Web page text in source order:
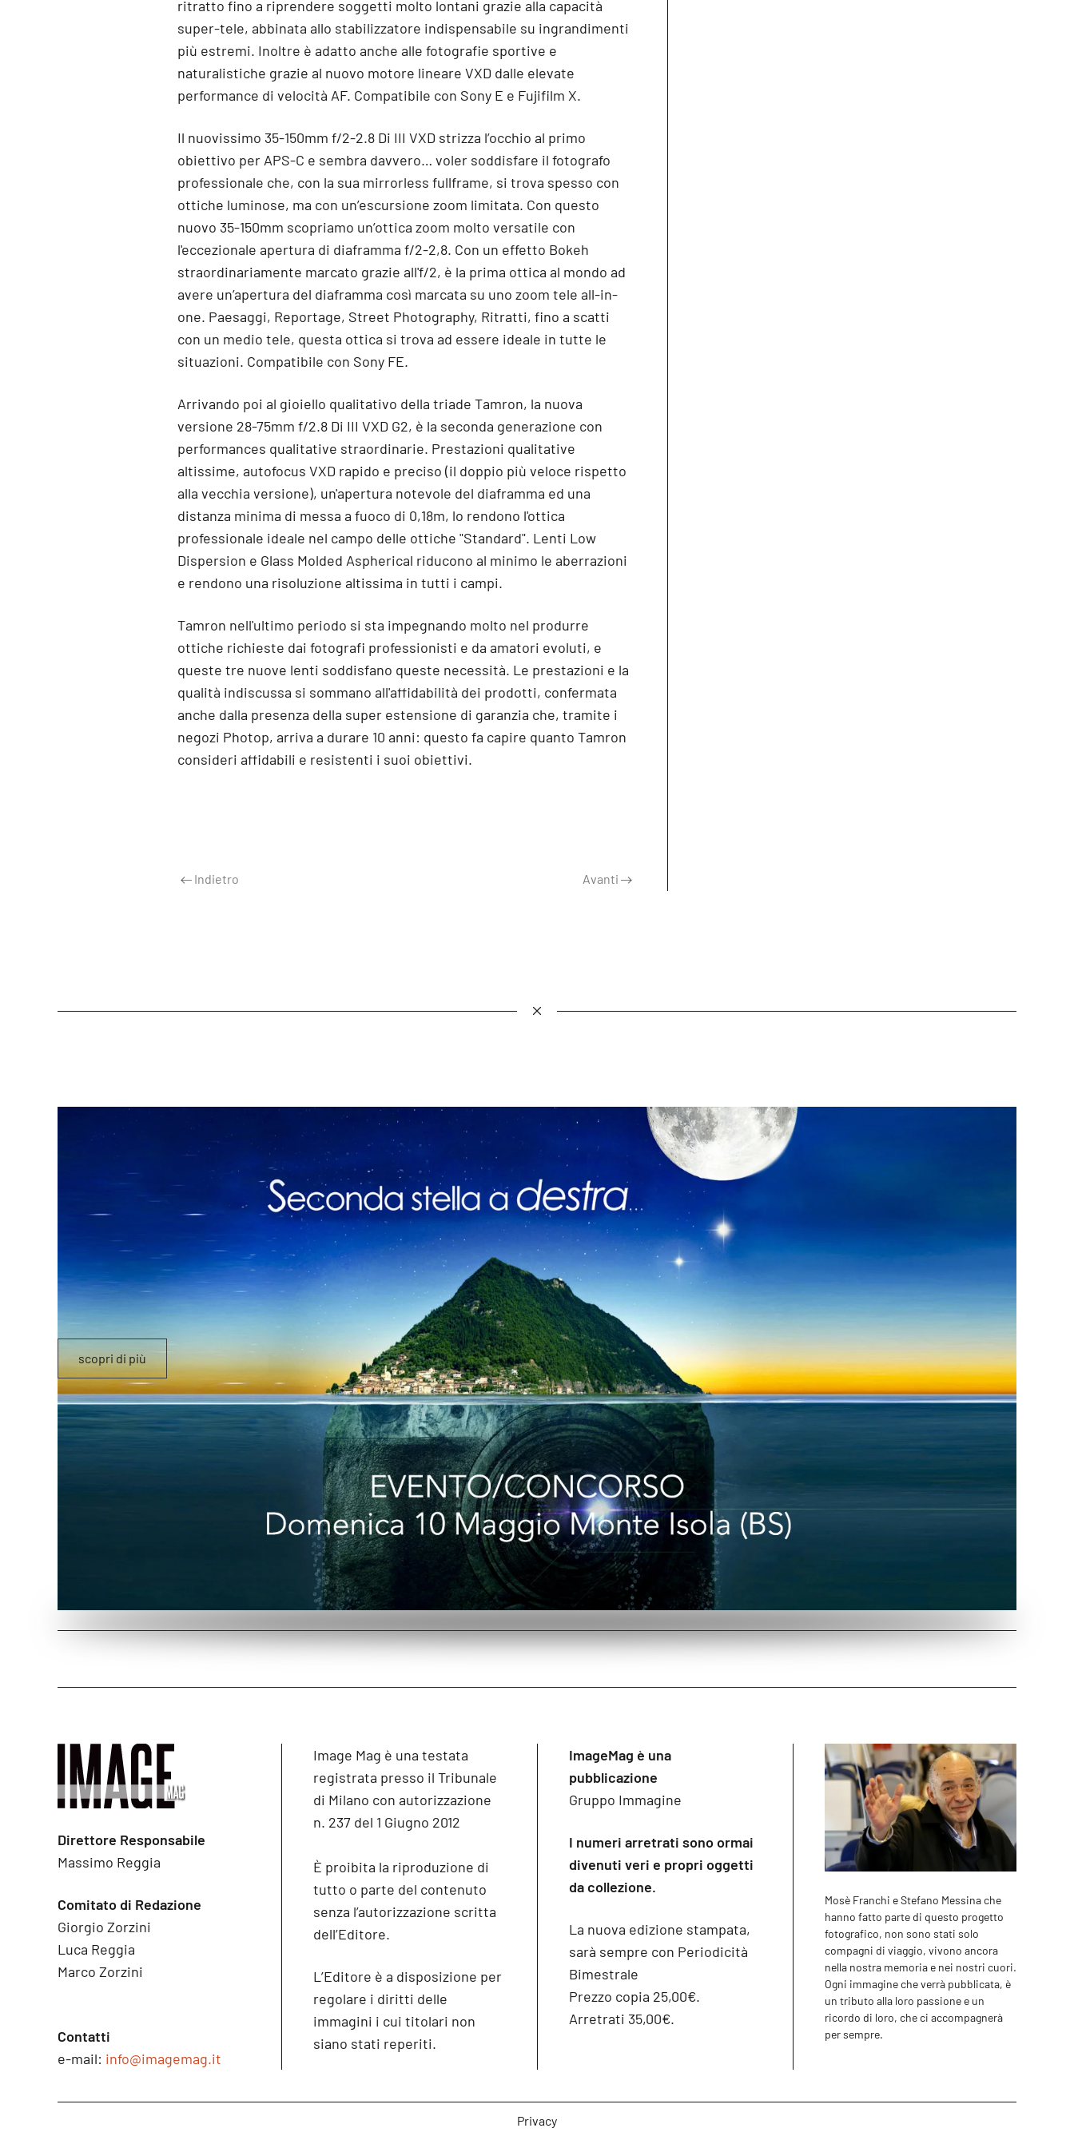
ritratto fino a riprendere soggetti molto lontani grazie alla capacità
super-tele, abbinata allo stabilizzatore indispensabile su ingrandimenti
più estremi. Inoltre è adatto anche alle fotografie sportive e
naturalistiche grazie al nuovo motore lineare VXD dalle elevate
performance di velocità AF. Compatibile con Sony E e Fujifilm X.
Il nuovissimo 35-150mm f/2-2.8 Di III VXD strizza l’occhio al primo
obiettivo per APS-C e sembra davvero… voler soddisfare il fotografo
professionale che, con la sua mirrorless fullframe, si trova spesso con
ottiche luminose, ma con un’escursione zoom limitata. Con questo
nuovo 35-150mm scopriamo un’ottica zoom molto versatile con
l'eccezionale apertura di diaframma f/2-2,8. Con un effetto Bokeh
straordinariamente marcato grazie all'f/2, è la prima ottica al mondo ad
avere un’apertura del diaframma così marcata su uno zoom tele all-in-
one. Paesaggi, Reportage, Street Photography, Ritratti, fino a scatti
con un medio tele, questa ottica si trova ad essere ideale in tutte le
situazioni. Compatibile con Sony FE.
Arrivando poi al gioiello qualitativo della triade Tamron, la nuova
versione 28-75mm f/2.8 Di III VXD G2, è la seconda generazione con
performances qualitative straordinarie. Prestazioni qualitative
altissime, autofocus VXD rapido e preciso (il doppio più veloce rispetto
alla vecchia versione), un'apertura notevole del diaframma ed una
distanza minima di messa a fuoco di 0,18m, lo rendono l'ottica
professionale ideale nel campo delle ottiche "Standard". Lenti Low
Dispersion e Glass Molded Aspherical riducono al minimo le aberrazioni
e rendono una risoluzione altissima in tutti i campi.
Tamron nell'ultimo periodo si sta impegnando molto nel produrre
ottiche richieste dai fotografi professionisti e da amatori evoluti, e
queste tre nuove lenti soddisfano queste necessità. Le prestazioni e la
qualità indiscussa si sommano all'affidabilità dei prodotti, confermata
anche dalla presenza della super estensione di garanzia che, tramite i
negozi Photop, arriva a durare 10 anni: questo fa capire quanto Tamron
consideri affidabili e resistenti i suoi obiettivi.
Indietro Avanti
scopri di più
Direttore Responsabile
Massimo Reggia
Comitato di Redazione
Giorgio Zorzini
Luca Reggia
Marco Zorzini
Contatti
e-mail: info@imagemag.it
Image Mag è una testata
registrata presso il Tribunale
di Milano con autorizzazione
n. 237 del 1 Giugno 2012
È proibita la riproduzione di
tutto o parte del contenuto
senza l’autorizzazione scritta
dell’Editore.
L’Editore è a disposizione per
regolare i diritti delle
immagini i cui titolari non
siano stati reperiti.
ImageMag è una
pubblicazione
Gruppo Immagine
I numeri arretrati sono ormai
divenuti veri e propri oggetti
da collezione.
La nuova edizione stampata,
sarà sempre con Periodicità
Bimestrale
Prezzo copia 25,00€.
Arretrati 35,00€.
Mosè Franchi e Stefano Messina che
hanno fatto parte di questo progetto
fotografico, non sono stati solo
compagni di viaggio, vivono ancora
nella nostra memoria e nei nostri cuori.
Ogni immagine che verrà pubblicata, è
un tributo alla loro passione e un
ricordo di loro, che ci accompagnerà
per sempre.
Privacy